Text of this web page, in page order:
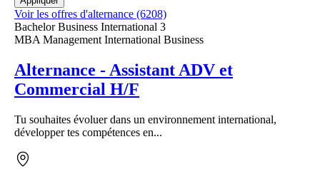
Voir les offres d'alternance (6208)
Bachelor Business International 3
MBA Management International Business
Alternance - Assistant ADV et
Commercial H/F
Tu souhaites évoluer dans un environnement international,
développer tes compétences en...